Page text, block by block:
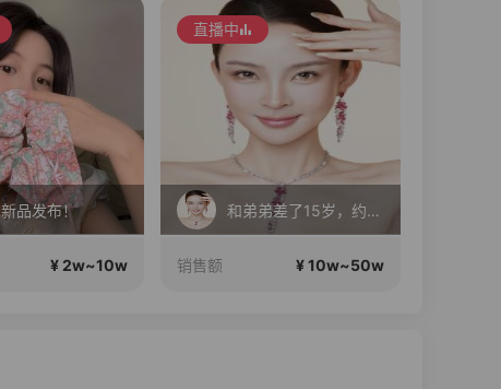
品发布！
¥ 2w~10w
直播中
和弟弟差了15岁，约会呢
销售额 ¥ 10w~50w